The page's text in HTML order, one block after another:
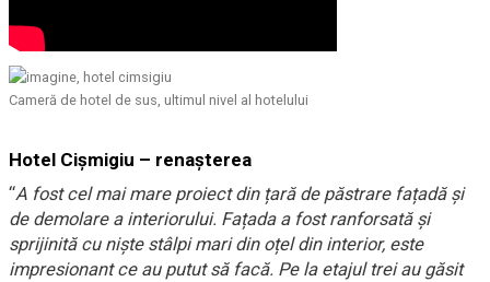
Cameră de hotel de sus, ultimul nivel al hotelului
Hotel Cișmigiu – renașterea
“A fost cel mai mare proiect din țară de păstrare fațadă și
de demolare a interiorului. Fațada a fost ranforsată și
sprijinită cu niște stâlpi mari din oțel din interior, este
impresionant ce au putut să facă. Pe la etajul trei au găsit